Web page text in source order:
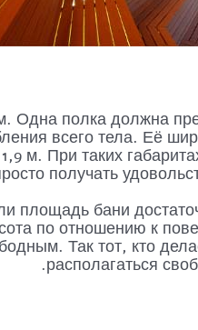
Одна полка должна
всего тела. Её
м. При таких
получать
площадь бани
по отношению к
Так тот, кто
располагаться